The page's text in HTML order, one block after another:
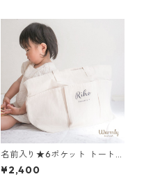
名前入り★6ポケット トートバ
ッグ マザーズバッグ 出産祝い
¥2,400